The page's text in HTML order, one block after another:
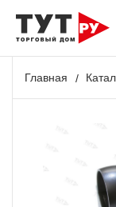
Главная